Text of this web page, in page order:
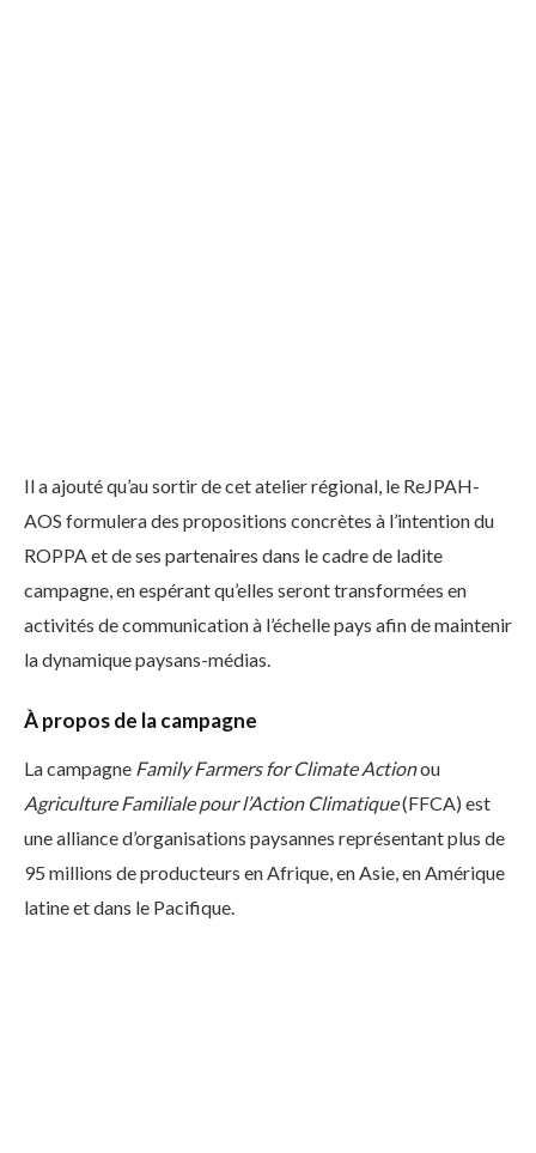
Il a ajouté qu’au sortir de cet atelier régional, le ReJPAH-
AOS formulera des propositions concrètes à l’intention du
ROPPA et de ses partenaires dans le cadre de ladite
campagne, en espérant qu’elles seront transformées en
activités de communication à l’échelle pays afin de maintenir
la dynamique paysans-médias.
À propos de la campagne
La campagne Family Farmers for Climate Actionou
Agriculture Familiale pour l’Action Climatique(FFCA) est
une alliance d’organisations paysannes représentant plus de
95 millions de producteurs en Afrique, en Asie, en Amérique
latine et dans le Pacifique.